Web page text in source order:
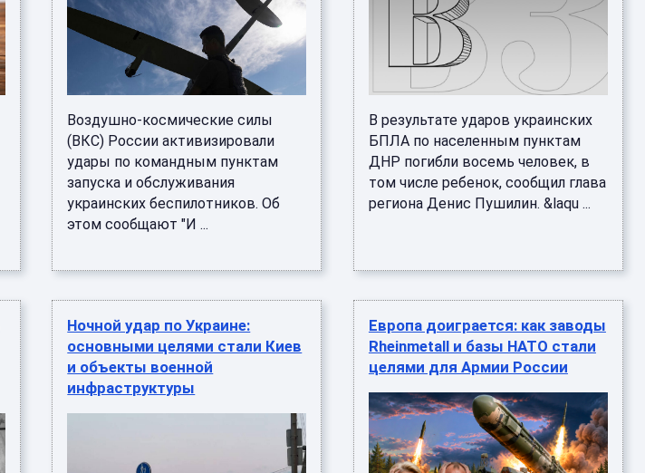
Воздушно-космические силы
(ВКС) России активизировали
удары по командным пунктам
запуска и обслуживания
украинских беспилотников. Об
этом сообщают "И ...
В результате ударов украинских
БПЛА по населенным пунктам
ДНР погибли восемь человек, в
том числе ребенок, сообщил глава
региона Денис Пушилин. &laqu ...
Ночной удар по Украине:
основными целями стали Киев
и объекты военной
инфраструктуры
Европа доиграется: как заводы
Rheinmetall и базы НАТО стали
целями для Армии России